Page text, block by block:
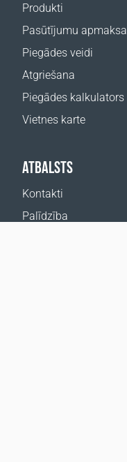
Produkti
Pasūtījumu apmaksa
Piegādes veidi
Atgriešana
Piegādes kalkulators
Vietnes karte
ATBALSTS
Kontakti
Palīdzība